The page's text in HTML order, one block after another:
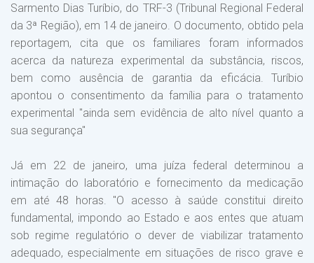
Sarmento Dias Turíbio, do TRF-3 (Tribunal Regional Federal
da 3ª Região), em 14 de janeiro. O documento, obtido pela
reportagem, cita que os familiares foram informados
acerca da natureza experimental da substância, riscos,
bem como ausência de garantia da eficácia. Turíbio
apontou o consentimento da família para o tratamento
experimental "ainda sem evidência de alto nível quanto a
sua segurança"
Já em 22 de janeiro, uma juíza federal determinou a
intimação do laboratório e fornecimento da medicação
em até 48 horas. "O acesso à saúde constitui direito
fundamental, impondo ao Estado e aos entes que atuam
sob regime regulatório o dever de viabilizar tratamento
adequado, especialmente em situações de risco grave e